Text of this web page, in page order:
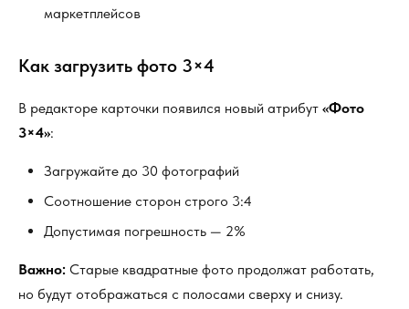
маркетплейсов
Как загрузить фото 3×4
В редакторе карточки появился новый атрибут «Фото
3×4»:
Загружайте до 30 фотографий
Соотношение сторон строго 3:4
Допустимая погрешность — 2%
Важно: Старые квадратные фото продолжат работать,
но будут отображаться с полосами сверху и снизу.